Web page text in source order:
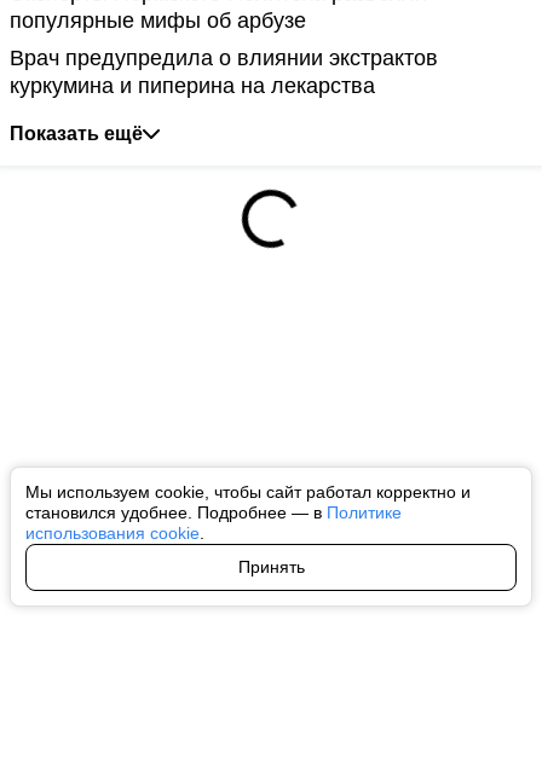
Мы используем cookie, чтобы сайт работал корректно и
становился удобнее. Подробнее — в Политике
использования cookie
Принять
популярные мифы об арбузе
Врач предупредила о влиянии экстрактов
куркумина и пиперина на лекарства
Показать ещё